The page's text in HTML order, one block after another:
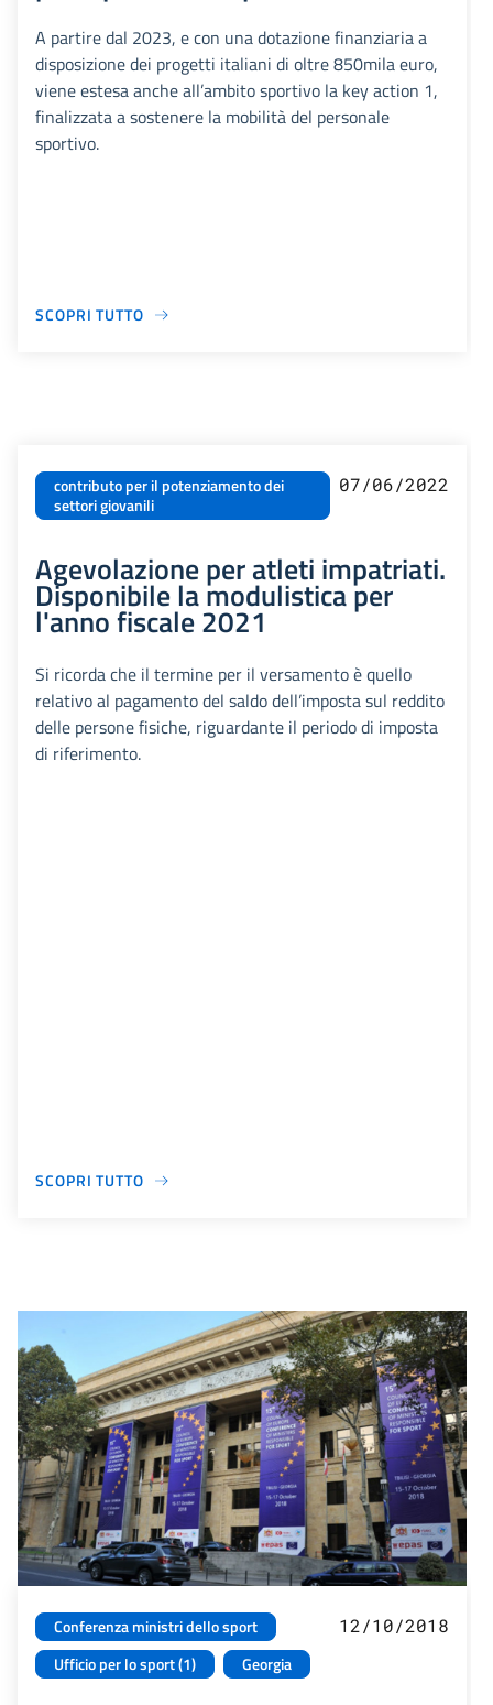
A partire dal 2023, e con una dotazione finanziaria a
disposizione dei progetti italiani di oltre 850mila euro,
viene estesa anche all’ambito sportivo la key action 1,
finalizzata a sostenere la mobilità del personale
sportivo.
SCOPRI TUTTO
contributo per il potenziamento dei
settori giovanili
07/06/2022
Agevolazione per atleti impatriati.
Disponibile la modulistica per
l'anno fiscale 2021
Si ricorda che il termine per il versamento è quello
relativo al pagamento del saldo dell’imposta sul reddito
delle persone fisiche, riguardante il periodo di imposta
di riferimento.
SCOPRI TUTTO
Conferenza ministri dello sport
Ufficio per lo sport (1)
Georgia
12/10/2018